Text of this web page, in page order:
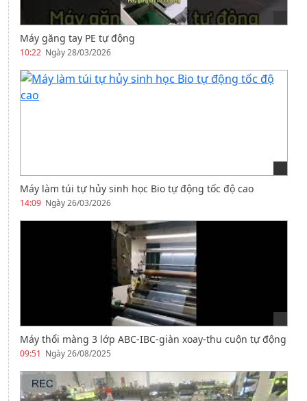
Máy găng tay PE tự động
10:22 Ngày 28/03/2026
Máy làm túi tự hủy sinh học Bio tự động tốc độ cao
14:09 Ngày 26/03/2026
Máy thổi màng 3 lớp ABC-IBC-giàn xoay-thu cuộn tự động
09:51 Ngày 26/08/2025